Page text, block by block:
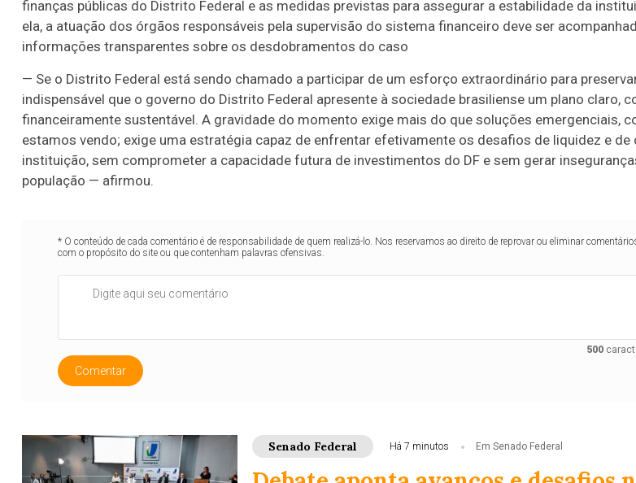
finanças públicas do Distrito Federal e as medidas previstas para assegurar a estabilidade da
ela, a atuação dos órgãos responsáveis pela supervisão do sistema financeiro deve ser
informações transparentes sobre os desdobramentos do caso
— Se o Distrito Federal está sendo chamado a participar de um esforço extraordinário para preservar
indispensável que o governo do Distrito Federal apresente à sociedade brasiliense um plano claro,
financeiramente sustentável. A gravidade do momento exige mais do que soluções emergenciais,
estamos vendo; exige uma estratégia capaz de enfrentar efetivamente os desafios de liquidez e de
instituição, sem comprometer a capacidade futura de investimentos do DF e sem gerar
população — afirmou.
* O conteúdo de cada comentário é de responsabilidade de quem realizá-lo. Nos reservamos ao direito de reprovar ou eliminar
com o propósito do site ou que contenham palavras ofensivas.
500
Comentar
Senado Federal Há 7 minutos Em Senado Federal